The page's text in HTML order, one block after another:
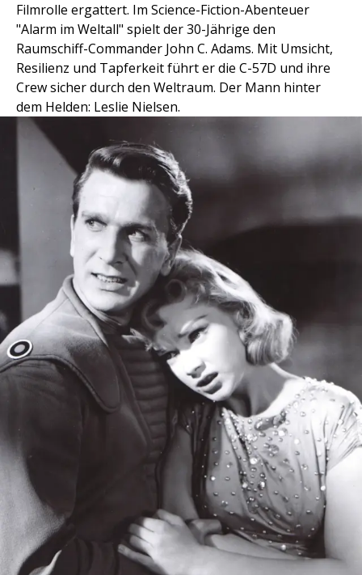
Filmrolle ergattert. Im Science-Fiction-Abenteuer
"Alarm im Weltall" spielt der 30-Jährige den
Raumschiff-Commander John C. Adams. Mit Umsicht,
Resilienz und Tapferkeit führt er die C-57D und ihre
Crew sicher durch den Weltraum. Der Mann hinter
dem Helden: Leslie Nielsen.